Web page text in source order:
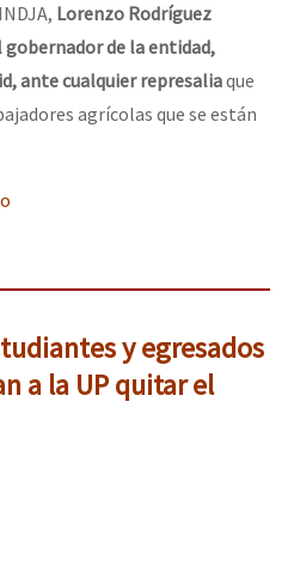
Lorenzo Rodríguez
de la entidad,
ante cualquier represaliaque
agrícolas que se están
y egresados
a la UP quitar el